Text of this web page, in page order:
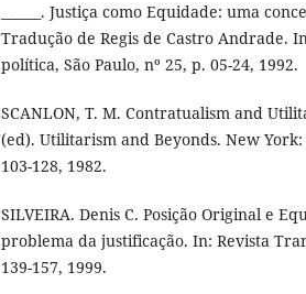
______. Justiça como Equidade: uma
Tradução de Regis de Castro Andrade.
política, São Paulo, nº 25, p. 05-24, 1992.
SCANLON, T. M. Contratualism and
(ed). Utilitarism and Beyonds. New
103-128, 1982.
SILVEIRA. Denis C. Posição Original e
problema da justificação. In: Revista
139-157, 1999.